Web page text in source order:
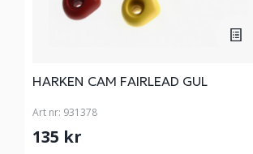
HARKEN CAM FAIRLEAD GUL
Art nr: 931378
135 kr